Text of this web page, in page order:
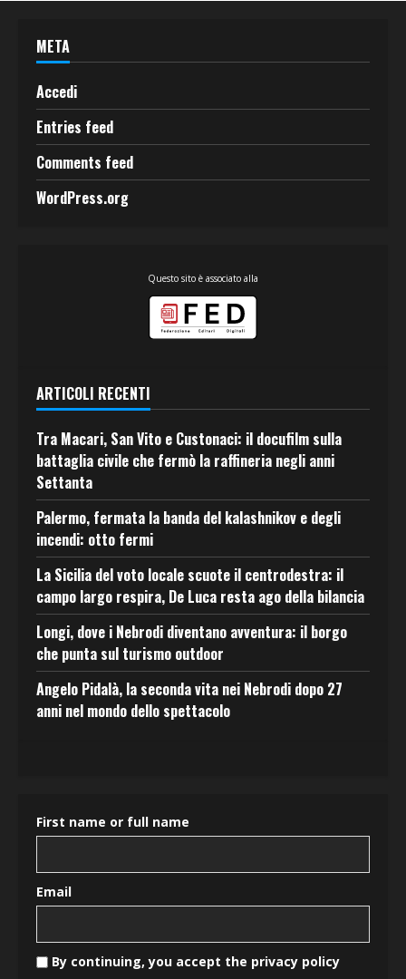
META
Accedi
Entries feed
Comments feed
WordPress.org
Questo sito è associato alla
ARTICOLI RECENTI
Tra Macari, San Vito e Custonaci: il docufilm sulla
battaglia civile che fermò la raffineria negli anni
Settanta
Palermo, fermata la banda del kalashnikov e degli
incendi: otto fermi
La Sicilia del voto locale scuote il centrodestra: il
campo largo respira, De Luca resta ago della bilancia
Longi, dove i Nebrodi diventano avventura: il borgo
che punta sul turismo outdoor
Angelo Pidalà, la seconda vita nei Nebrodi dopo 27
anni nel mondo dello spettacolo
First name or full name
Email
By continuing, you accept the privacy policy